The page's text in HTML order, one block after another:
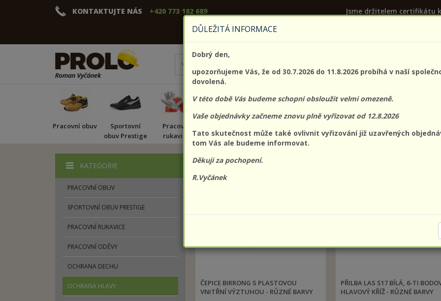
KONTAKTUJTE NÁS +420 773 182 689 Jsme držitelem certifikátu
Pracovní obuv
Sportovní
obuv Prestige
Pracovní
rukavice
oděvy
dechu
hlavy
obličeje
sluchu
KATEGORIE
PRACOVNÍ OBUV
SPORTOVNÍ OBUV PRESTIGE
PRACOVNÍ RUKAVICE
PRACOVNÍ ODĚVY
OCHRANA DECHU
OCHRANA HLAVY
Zobrazit: Nejvyšší ceny
ČEPICE BIRRONG S PLASTOVOU
VNITŘNÍ VÝZTUHOU - RŮZNÉ BARVY
PŘILBA LAS S17 BÍLÁ, 6-TI
HLAVOVÝ KŘÍŽ - RŮZNÉ BARVY
DŮLEŽITÁ INFORMACE
Dobrý den,
upozorňujeme Vás, že od 30.7.2026 do 11.8.2026 probíhá v naší
dovolená.
V této době Vás budeme schopni obsloužit velmi omezeně.
Vaše objednávky začneme znovu plně vyřizovat od 12.8.2026
Tato skutečnost může také ovlivnit vyřizování již uzavřených
tom Vás ale budeme informovat.
Děkuji za pochopení.
R.Vyčánek